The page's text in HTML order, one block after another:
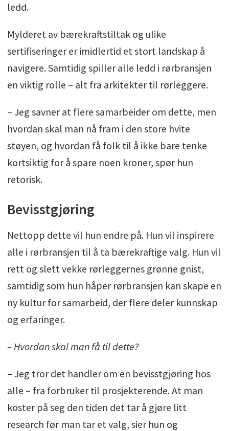
ledd.
Mylderet av bærekraftstiltak og ulike
sertifiseringer er imidlertid et stort landskap å
navigere. Samtidig spiller alle ledd i rørbransjen
en viktig rolle – alt fra arkitekter til rørleggere.
– Jeg savner at flere samarbeider om dette, men
hvordan skal man nå fram i den store hvite
støyen, og hvordan få folk til å ikke bare tenke
kortsiktig for å spare noen kroner, spør hun
retorisk.
Bevisstgjøring
Nettopp dette vil hun endre på. Hun vil inspirere
alle i rørbransjen til å ta bærekraftige valg. Hun vil
rett og slett vekke rørleggernes grønne gnist,
samtidig som hun håper rørbransjen kan skape en
ny kultur for samarbeid, der flere deler kunnskap
og erfaringer.
– Hvordan skal man få til dette?
– Jeg tror det handler om en bevisstgjøring hos
alle – fra forbruker til prosjekterende. At man
koster på seg den tiden det tar å gjøre litt
research før man tar et valg, sier hun og